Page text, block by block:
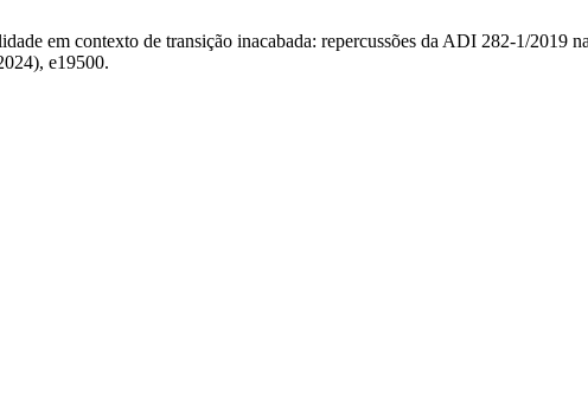
em contexto de transição inacabada: repercussões da ADI 282-1/2019
e19500.